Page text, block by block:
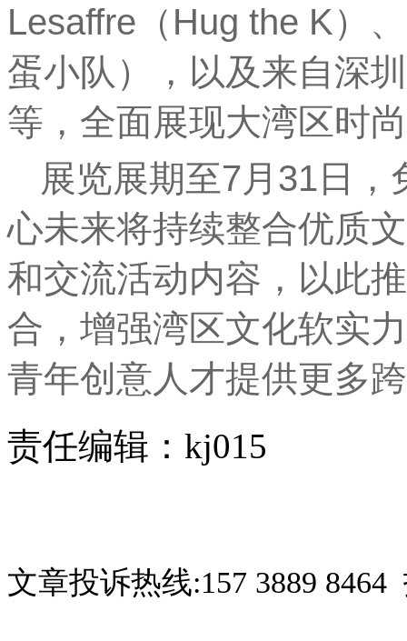
Lesaffre（Hug the K）
蛋小队），以及来自深
等，全面展现大湾区时
展览展期至7月31日
心未来将持续整合优质
和交流活动内容，以此
合，增强湾区文化软实
青年创意人才提供更多
责任编辑：kj015
文章投诉热线:157 3889 8464